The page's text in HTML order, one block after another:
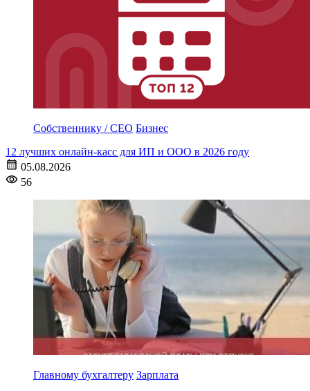
Собственнику / CEO Бизнес
12 лучших онлайн-касс для ИП и ООО в 2026 году
05.08.2026
56
Главному бухгалтеру Зарплата